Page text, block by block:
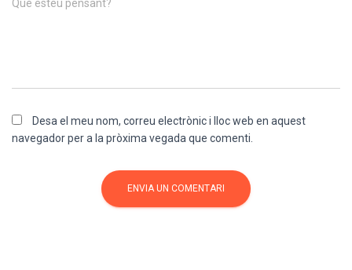
Què esteu pensant?
Desa el meu nom, correu electrònic i lloc web en aquest
navegador per a la pròxima vegada que comenti.